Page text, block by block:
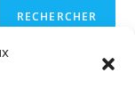
RECHERCHER